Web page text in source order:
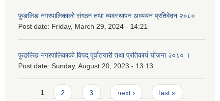
फुङलिङ नगरपालिकाको संगठन तथा व्यवस्थापन अध्ययन प्रतिवेदन २०८०
Post date: Friday, March 29, 2024 - 14:21
फुङलिङ नगरपालिकाको विपद् पूर्वातयारी तथा प्रतिकार्य योजना २०८० ।
Post date: Sunday, August 20, 2023 - 13:13
Pages
1 2 3 next › last »